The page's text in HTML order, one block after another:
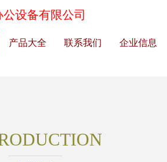
设备有限公司
产品大全 联系我们 企业信息